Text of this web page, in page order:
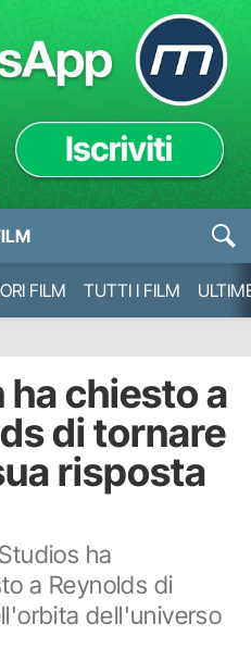
FILM TUTTI I FILM
ha chiesto a
di tornare
risposta
ha
a Reynolds di
dell'universo